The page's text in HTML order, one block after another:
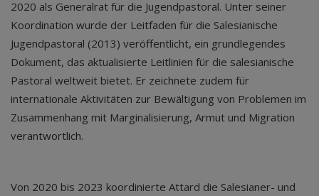
2020 als Generalrat für die Jugendpastoral. Unter seiner
Koordination wurde der Leitfaden für die Salesianische
Jugendpastoral (2013) veröffentlicht, ein grundlegendes
Dokument, das aktualisierte Leitlinien für die salesianische
Pastoral weltweit bietet. Er zeichnete zudem für
internationale Aktivitäten zur Bewältigung von Problemen im
Zusammenhang mit Marginalisierung, Armut und Migration
verantwortlich.
Von 2020 bis 2023 koordinierte Attard die Salesianer- und